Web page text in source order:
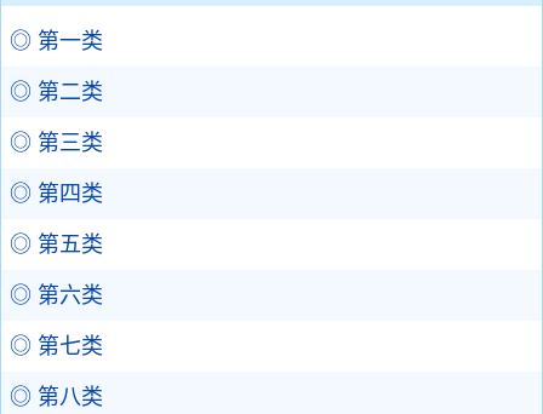
◎ 第一类
◎ 第二类
◎ 第三类
◎ 第四类
◎ 第五类
◎ 第六类
◎ 第七类
◎ 第八类